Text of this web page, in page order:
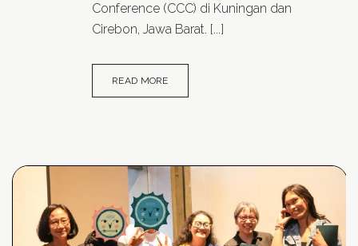
Conference (CCC) di Kuningan dan
Cirebon, Jawa Barat. [...]
READ MORE